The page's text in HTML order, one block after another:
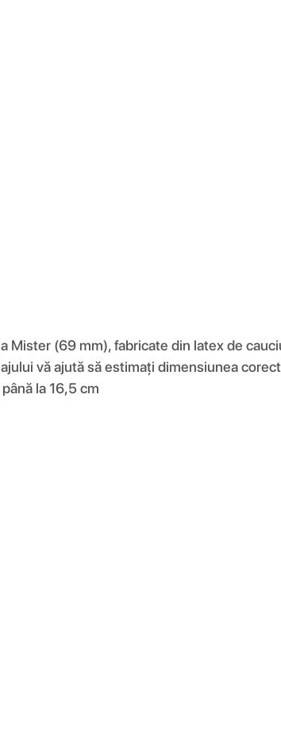
(69 mm), fabricate din latex de
vă ajută să estimați dimensiunea
la 16,5 cm